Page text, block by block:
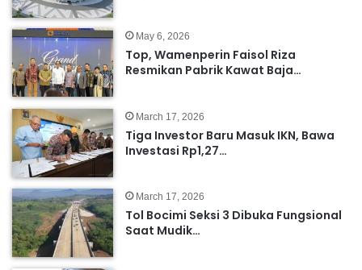
May 6, 2026
Top, Wamenperin Faisol Riza
Resmikan Pabrik Kawat Baja…
March 17, 2026
Tiga Investor Baru Masuk IKN, Bawa
Investasi Rp1,27…
March 17, 2026
Tol Bocimi Seksi 3 Dibuka Fungsional
Saat Mudik…